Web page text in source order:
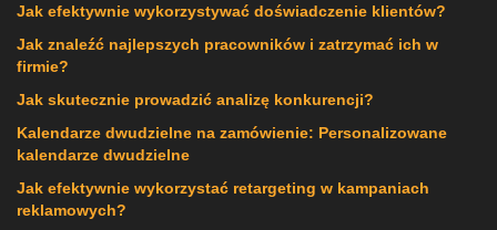
Jak efektywnie wykorzystywać doświadczenie klientów?
Jak znaleźć najlepszych pracowników i zatrzymać ich w
firmie?
Jak skutecznie prowadzić analizę konkurencji?
Kalendarze dwudzielne na zamówienie: Personalizowane
kalendarze dwudzielne
Jak efektywnie wykorzystać retargeting w kampaniach
reklamowych?